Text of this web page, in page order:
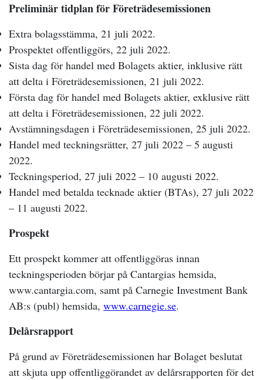
Preliminär tidplan för Företrädesemissionen
Extra bolagsstämma, 21 juli 2022.
Prospektet offentliggörs, 22 juli 2022.
Sista dag för handel med Bolagets aktier, inklusive rätt
att delta i Företrädesemissionen, 21 juli 2022.
Första dag för handel med Bolagets aktier, exklusive rätt
att delta i Företrädesemissionen, 22 juli 2022.
Avstämningsdagen i Företrädesemissionen, 25 juli 2022.
Handel med teckningsrätter, 27 juli 2022 – 5 augusti
2022.
Teckningsperiod, 27 juli 2022 – 10 augusti 2022.
Handel med betalda tecknade aktier (BTAs), 27 juli 2022
– 11 augusti 2022.
Prospekt
Ett prospekt kommer att offentliggöras innan
teckningsperioden börjar på Cantargias hemsida,
www.cantargia.com, samt på Carnegie Investment Bank
AB:s (publ) hemsida, www.carnegie.se.
Delårsrapport
På grund av Företrädesemissionen har Bolaget beslutat
att skjuta upp offentliggörandet av delårsrapporten för det